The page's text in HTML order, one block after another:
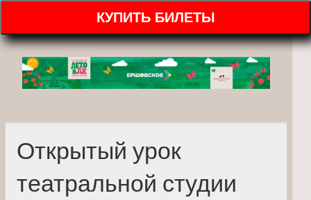
КУПИТЬ БИЛЕТЫ
Открытый урок
театральной студии